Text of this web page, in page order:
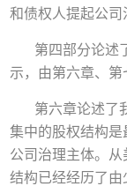
和债权人提起公司
第四部分论述
示，由第六章、第
第六章论述了
集中的股权结构
公司治理主体。
结构已经经历了